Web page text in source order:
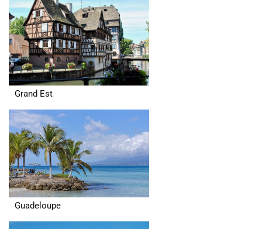
Grand Est
Guadeloupe